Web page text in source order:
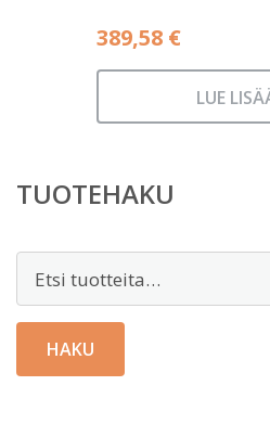
389,58 €
LUE
TUOTEHAKU
HAKU